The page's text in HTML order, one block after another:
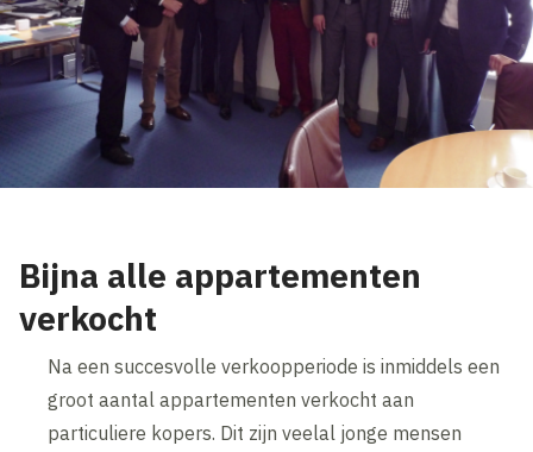
Bijna alle appartementen
verkocht
Na een succesvolle verkoopperiode is inmiddels een
groot aantal appartementen verkocht aan
particuliere kopers. Dit zijn veelal jonge mensen